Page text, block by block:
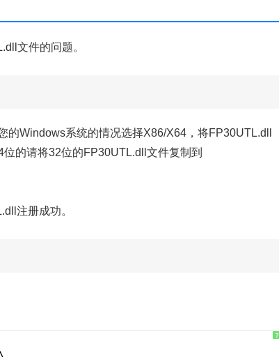
文件的问题。
Windows系统的情况选择X86/X64，将FP30UTL.dll
的请将32位的FP30UTL.dll文件复制到
注册成功。
?